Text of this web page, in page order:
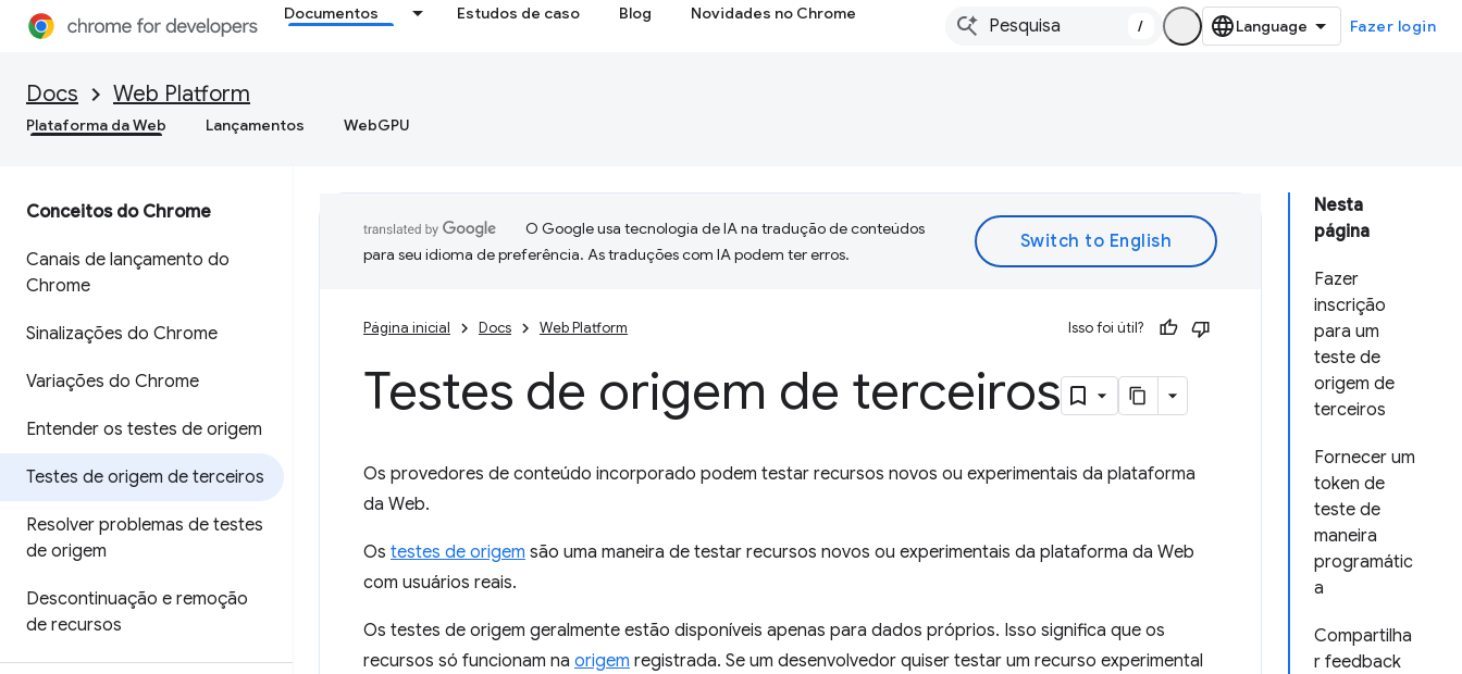
Documentos Estudos de caso Blog Novidades no Chrome
/ Fazer login
Docs Web Platform
Plataforma da Web Lançamentos WebGPU
Conceitos do Chrome
Canais de lançamento do
Chrome
Sinalizações do Chrome
Variações do Chrome
Entender os testes de origem
Testes de origem de terceiros
Resolver problemas de testes
de origem
Descontinuação e remoção
de recursos
Nesta
página
Fazer
inscrição
para um
teste de
origem de
terceiros
Fornecer um
token de
teste de
maneira
programátic
a
Compartilha
r feedback
O Google usa tecnologia de IA na tradução de conteúdos
para seu idioma de preferência. As traduções com IA podem ter erros.
Página inicial Docs Web Platform Isso foi útil?
Testes de origem de terceiros
Os provedores de conteúdo incorporado podem testar recursos novos ou experimentais da plataforma
da Web.
Os testes de origem são uma maneira de testar recursos novos ou experimentais da plataforma da Web
com usuários reais.
Os testes de origem geralmente estão disponíveis apenas para dados próprios. Isso significa que os
recursos só funcionam na origem registrada. Se um desenvolvedor quiser testar um recurso experimental